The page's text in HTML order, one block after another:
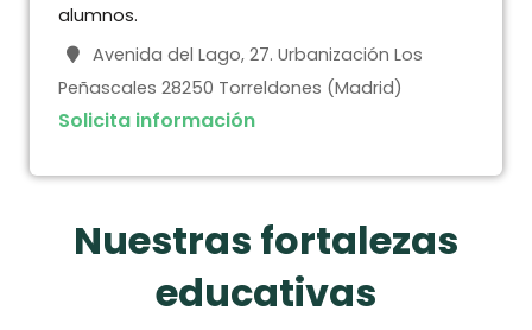
alumnos.
Avenida del Lago, 27. Urbanización Los
Peñascales 28250 Torreldones (Madrid)
Solicita información
Nuestras fortalezas
educativas